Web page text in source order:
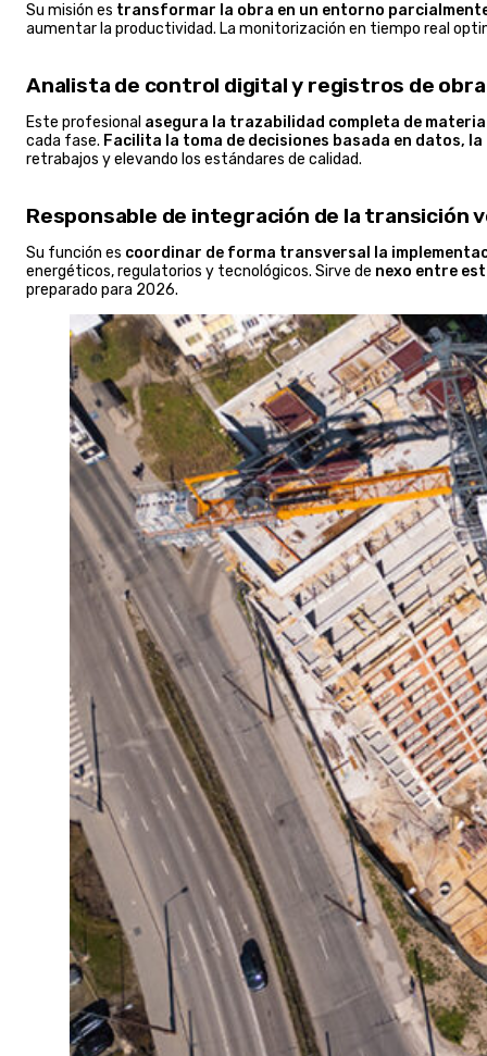
Su misión es transformar la obra en un entorno
aumentar la productividad. La monitorización en tiempo real
Analista de control digital y registros de
Este profesional asegura la trazabilidad completa de
cada fase. Facilita la toma de decisiones basada en datos,
retrabajos y elevando los estándares de calidad.
Responsable de integración de la transición
Su función es coordinar de forma transversal la
energéticos, regulatorios y tecnológicos. Sirve de nexo entre
preparado para 2026.